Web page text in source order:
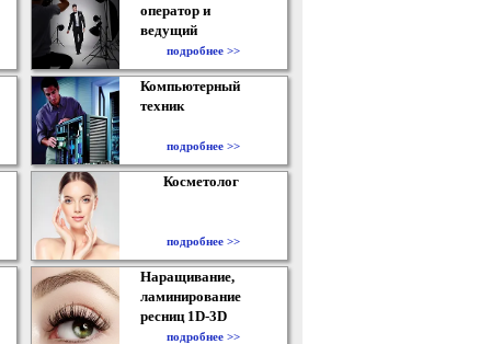
оператор и
ведущий
подробнее >>
Компьютерный
техник
подробнее >>
Косметолог
подробнее >>
Наращивание,
ламинирование
ресниц 1D-3D
подробнее >>